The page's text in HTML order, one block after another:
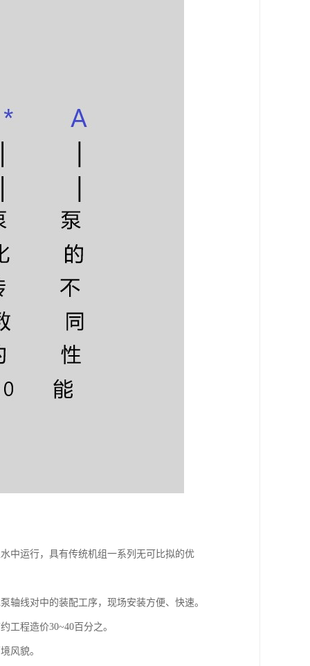
中运行，具有传统机组一系列无可比拟的优
轴线对中的装配工序，现场安装方便、快速。
工程造价30~40百分之。
风貌。